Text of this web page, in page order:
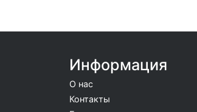
Информация
О нас
Контакты